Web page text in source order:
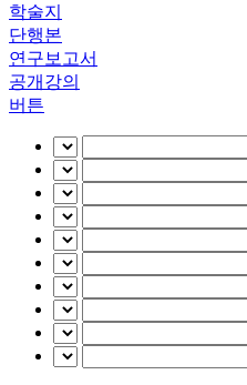
학술지
단행본
연구보고서
공개강의
버튼